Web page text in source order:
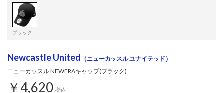
ブラック
Newcastle United （ニューカッスル ユナイテッド）
ニューカッスル NEWERAキャップ(ブラック)
￥4,620 税込